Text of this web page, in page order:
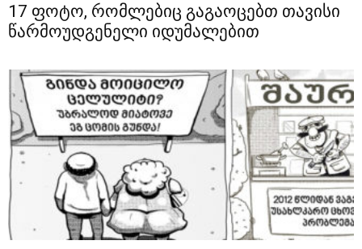
17 ფოტო, რომლებიც გაგაოცებთ თავისი
წარმოუდგენელი იდუმალებით